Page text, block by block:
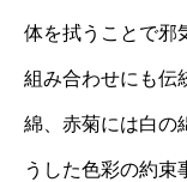
体を拭うことで邪
組み合わせにも伝
綿、赤菊には白の
うした色彩の約束